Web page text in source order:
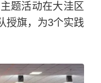
题活动在大洼区
授旗，为3个实践